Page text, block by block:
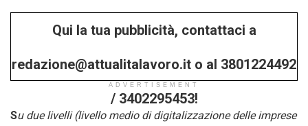
Qui la tua pubblicità, contattaci a
redazione@attualitalavoro.it o al 3801224492
/ 3402295453!
ADVERTISEMENT
Su due livelli (livello medio di digitalizzazione delle imprese